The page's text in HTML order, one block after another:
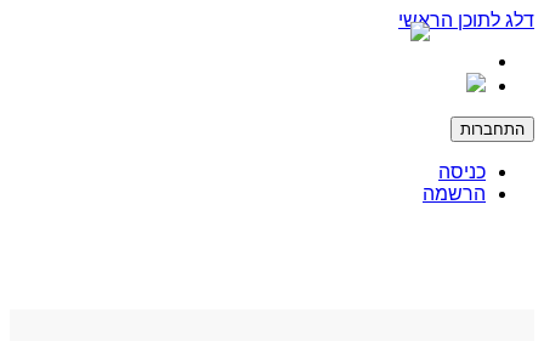
דלג לתוכן הראשי
התחברות
כניסה
הרשמה